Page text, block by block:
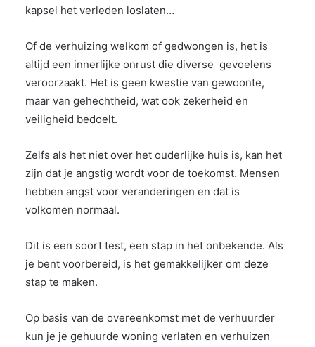
kapsel het verleden loslaten…
Of de verhuizing welkom of gedwongen is, het is
altijd een innerlijke onrust die diverse gevoelens
veroorzaakt. Het is geen kwestie van gewoonte,
maar van gehechtheid, wat ook zekerheid en
veiligheid bedoelt.
Zelfs als het niet over het ouderlijke huis is, kan het
zijn dat je angstig wordt voor de toekomst. Mensen
hebben angst voor veranderingen en dat is
volkomen normaal.
Dit is een soort test, een stap in het onbekende. Als
je bent voorbereid, is het gemakkelijker om deze
stap te maken.
Op basis van de overeenkomst met de verhuurder
kun je je gehuurde woning verlaten en verhuizen